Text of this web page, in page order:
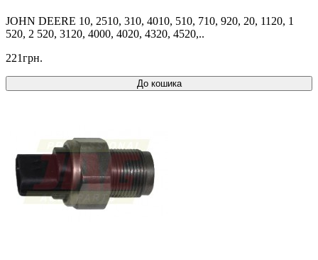
JOHN DEERE 10, 2510, 310, 4010, 510, 710, 920, 20, 1120, 1
520, 2 520, 3120, 4000, 4020, 4320, 4520,..
221грн.
До кошика